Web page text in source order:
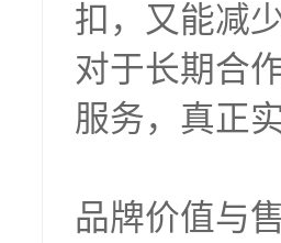
扣，又能减
对于长期合
服务，真正
品牌价值与